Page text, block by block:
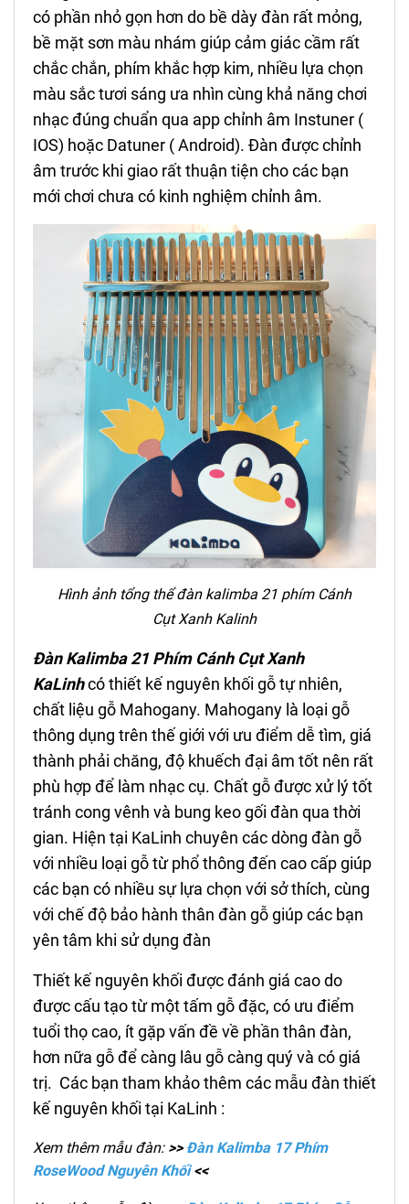
có phần nhỏ gọn hơn do bề dày đàn rất mỏng,
bề mặt sơn màu nhám giúp cảm giác cầm rất
chắc chắn, phím khắc hợp kim, nhiều lựa chọn
màu sắc tươi sáng ưa nhìn cùng khả năng chơi
nhạc đúng chuẩn qua app chỉnh âm Instuner (
IOS) hoặc Datuner ( Android). Đàn được chỉnh
âm trước khi giao rất thuận tiện cho các bạn
mới chơi chưa có kinh nghiệm chỉnh âm.
Hình ảnh tổng thể đàn kalimba 21 phím Cánh
Cụt Xanh Kalinh
Đàn Kalimba 21 Phím Cánh CụtXanh
KaLinhcó thiết kế nguyên khối gỗ tự nhiên,
chất liệu gỗ Mahogany. Mahogany là loại gỗ
thông dụng trên thế giới với ưu điểm dễ tìm, giá
thành phải chăng, độ khuếch đại âm tốt nên rất
phù hợp để làm nhạc cụ. Chất gỗ được xử lý tốt
tránh cong vênh và bung keo gối đàn qua thời
gian. Hiện tại KaLinh chuyên các dòng đàn gỗ
với nhiều loại gỗ từ phổ thông đến cao cấp giúp
các bạn có nhiều sự lựa chọn với sở thích, cùng
với chế độ bảo hành thân đàn gỗ giúp các bạn
yên tâm khi sử dụng đàn
Thiết kế nguyên khối được đánh giá cao do
được cấu tạo từ một tấm gỗ đặc, có ưu điểm
tuổi thọ cao, ít gặp vấn đề về phần thân đàn,
hơn nữa gỗ để càng lâu gỗ càng quý và có giá
trị. Các bạn tham khảo thêm các mẫu đàn thiết
kế nguyên khối tại KaLinh :
Xem thêm mẫu đàn: >> Đàn Kalimba 17 Phím
RoseWood Nguyên Khối<<